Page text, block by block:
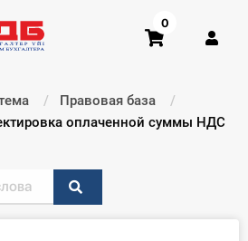
0
Правовая база
оплаченной суммы НДС